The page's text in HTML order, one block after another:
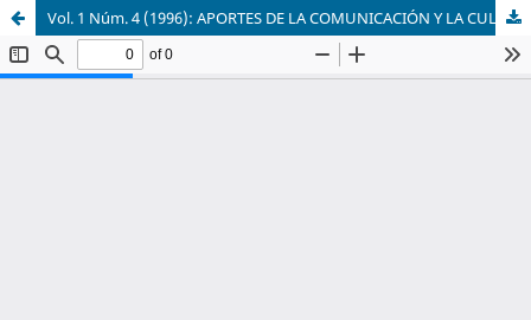
Vol. 1 Núm. 4 (1996): APORTES DE LA COMUNICACIÓN Y LA CULTURA Nº 4